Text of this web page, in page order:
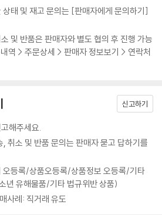
방을 숨기려 하지만, 톰을 발견한 복구요원
때려눕힌 후 보안관에게 넘긴다. 주민 대피
관은 재선에 실패하고 폭우까지 처리하느라
에게 경위를 설명하지만, 그는 톰의 돈가방
취해 한 몫 챙길 궁리를 하게된다.
태 및 재고 문의는 [판매자에게 문의하기]
및 반품은 판매자와 별도 협의 후 진행 가능
역 > 주문상세 > 판매자 정보보기 > 연락처
신고하기
해주세요.
취소 및 반품 문의는 판매자 묻고 답하기를
오등록/상품오등록/상품정보 오등록/기타
년 유해물품/기타 법규위반 상품)
사례: 직거래 유도